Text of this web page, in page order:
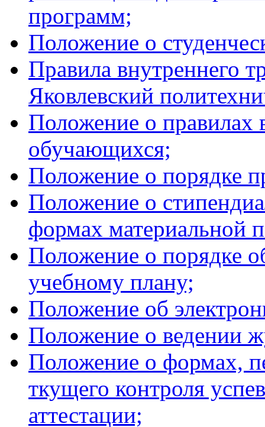
программ;
Положение о
Правила внутреннего
Яковлевский
Положение о правилах
обучающихся;
Положение о порядке
Положение о
формах материальной
Положение о порядке
учебному плану;
Положение об
Положение о ведении
Положение о формах,
ткущего контроля
аттестации;